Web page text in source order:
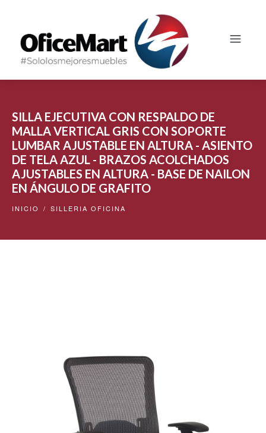
SILLA EJECUTIVA CON RESPALDO DE
MALLA VERTICAL GRIS CON SOPORTE
LUMBAR AJUSTABLE EN ALTURA - ASIENTO
DE TELA AZUL - BRAZOS ACOLCHADOS
AJUSTABLES EN ALTURA - BASE DE NAILON
EN ÁNGULO DE GRAFITO
INICIO / SILLERIA OFICINA